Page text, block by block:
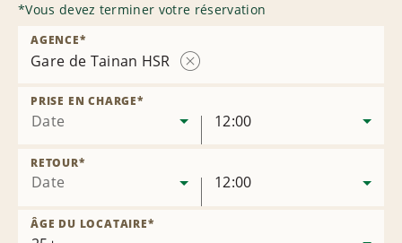
*Vous devez terminer votre réservation
Gare de Tainan HSR
AGENCE*
Date
PRISE EN CHARGE*
12:00
Date
RETOUR*
12:00
ÂGE DU LOCATAIRE*